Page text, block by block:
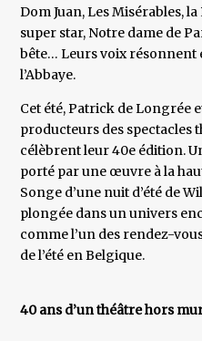
Dom Juan, Les Misérables,
super star, Notre dame de
bête… Leurs voix résonnent
l’Abbaye.
Cet été, Patrick de Longrée
producteurs des spectacles
célèbrent leur 40e édition.
porté par une œuvre à la
Songe d’une nuit d’été de
plongée dans un univers
comme l’un des rendez-
de l’été en Belgique.
40 ans d’un théâtre hors